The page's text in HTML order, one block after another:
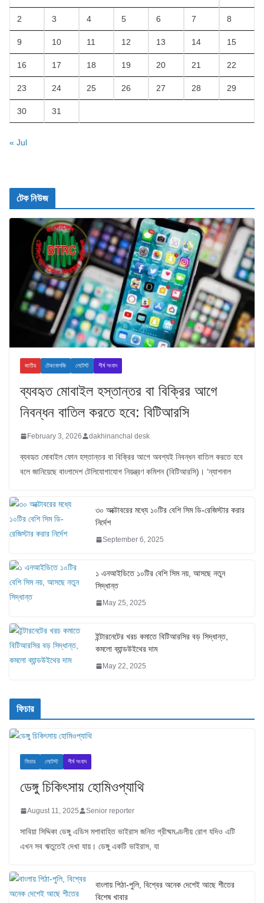
2 3 4 5 6 7 8
9 10 11 12 13 14 15
16 17 18 19 20 21 22
23 24 25 26 27 28 29
30 31
« Jul
টেক নিউজ
জাতীয় টেকনোলজি লেটেস্ট শীর্ষ সংবাদ
ব্যবহৃত মোবাইল হস্তান্তর বা বিক্রির আগে
নিবন্ধন বাতিল করতে হবে: বিটিআরসি
February 3, 2026 dakhinanchal desk
ব্যবহৃত মোবাইল ফোন হস্তান্তর বা বিক্রির আগে অবশ্যই নিবন্ধন বাতিল করতে হবে
বলে জানিয়েছে বাংলাদেশ টেলিযোগাযোগ নিয়ন্ত্রণ কমিশন (বিটিআরসি)। ‘ন্যাশনাল
৩০ অক্টোবরের মধ্যে ১০টির বেশি সিম ডি-রেজিস্টার করার
নির্দেশ
September 6, 2025
১ এনআইডিতে ১০টির বেশি সিম নয়, আসছে নতুন
সিদ্ধান্ত
May 25, 2025
ইন্টারনেটের খরচ কমাতে বিটিআরসির বড় সিদ্ধান্ত,
কমলো ব্যান্ডউইথের দাম
May 22, 2025
ফিচার
ফিচার লেটেস্ট শীর্ষ সংবাদ
ডেঙ্গু চিকিৎসায় হোমিওপ্যাথি
August 11, 2025 Senior reporter
সাবিয়া সিদ্দিকা ডেঙ্গু এডিস মশাবাহিত ভাইরাস জনিত গ্রীষ্মমণ্ডলীয় রোগ যদিও এটি
এখন সব ঋতুতেই দেখা যায়। ডেঙ্গু একটি ভাইরাস, যা
বাংলায় পিঠা-পুলি, বিশ্বের অনেক দেশেই আছে শীতের
বিশেষ খাবার